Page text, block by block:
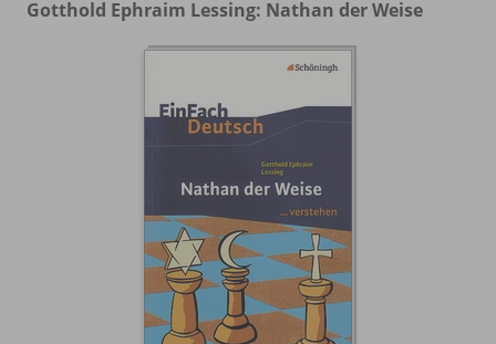
Gotthold Ephraim Lessing: Nathan der Weise